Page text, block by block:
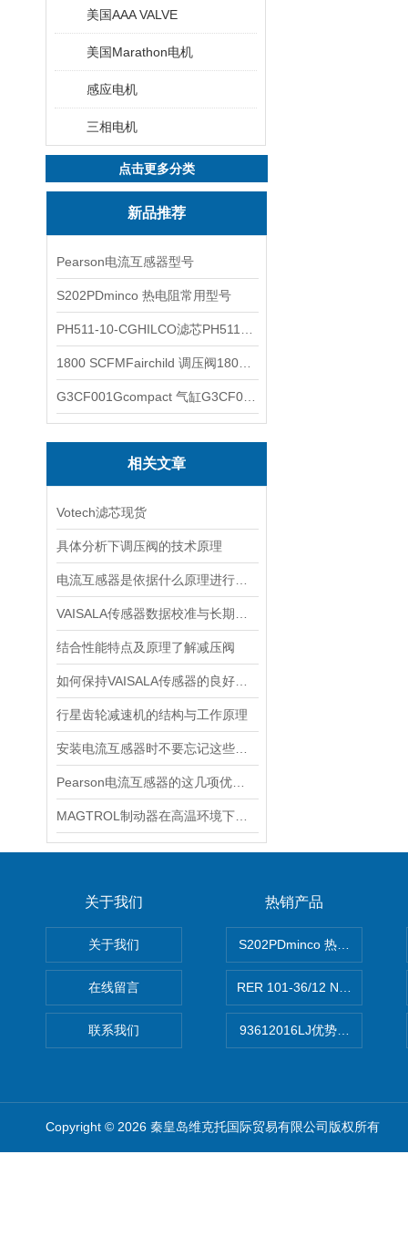
美国AAA VALVE
美国Marathon电机
感应电机
三相电机
点击更多分类
新品推荐
Pearson电流互感器型号
S202PDminco 热电阻常用型号
相关文章
Votech滤芯现货
具体分析下调压阀的技术原理
结合性能特点及原理了解减压阀
行星齿轮减速机的结构与工作原理
关于我们
关于我们
在线留言
联系我们
热销产品
S202PDminco 热电阻
RER 101-36/12 NHH离心
93612016LJ优势供应美国
Copyright © 2026 秦皇岛维克托国际贸易有限公司版权所有